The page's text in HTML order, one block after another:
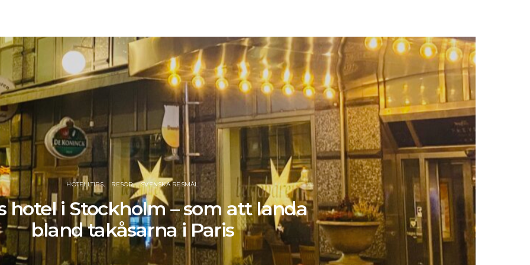
HOTELLTIPS RESOR SVENSKA RESMÅL
hotel i Stockholm – som att landa
bland takåsarna i Paris